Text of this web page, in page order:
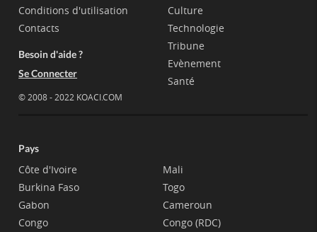
Conditions d'utilisation
Contacts
Besoin d'aide ?
Se Connecter
© 2008 - 2022 KOACI.COM
Culture
Technologie
Tribune
Evènement
Santé
Pays
Côte d'Ivoire
Burkina Faso
Gabon
Congo
Mali
Togo
Cameroun
Congo (RDC)